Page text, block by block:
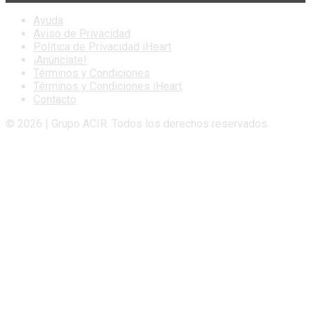
Ayuda
Aviso de Privacidad
Politica de Privacidad iHeart
¡Anúnciate!
Términos y Condiciones
Términos y Condiciones iHeart
Contacto
© 2026 | Grupo ACIR. Todos los derechos reservados.